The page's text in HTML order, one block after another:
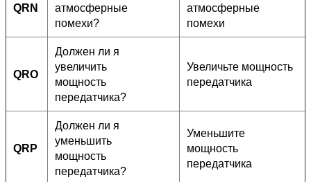
QRN
атмосферные
помехи?
атмосферные
помехи
QRO
Должен ли я
увеличить
мощность
передатчика?
Увеличьте мощность
передатчика
QRP
Должен ли я
уменьшить
мощность
передатчика?
Уменьшите
мощность
передатчика